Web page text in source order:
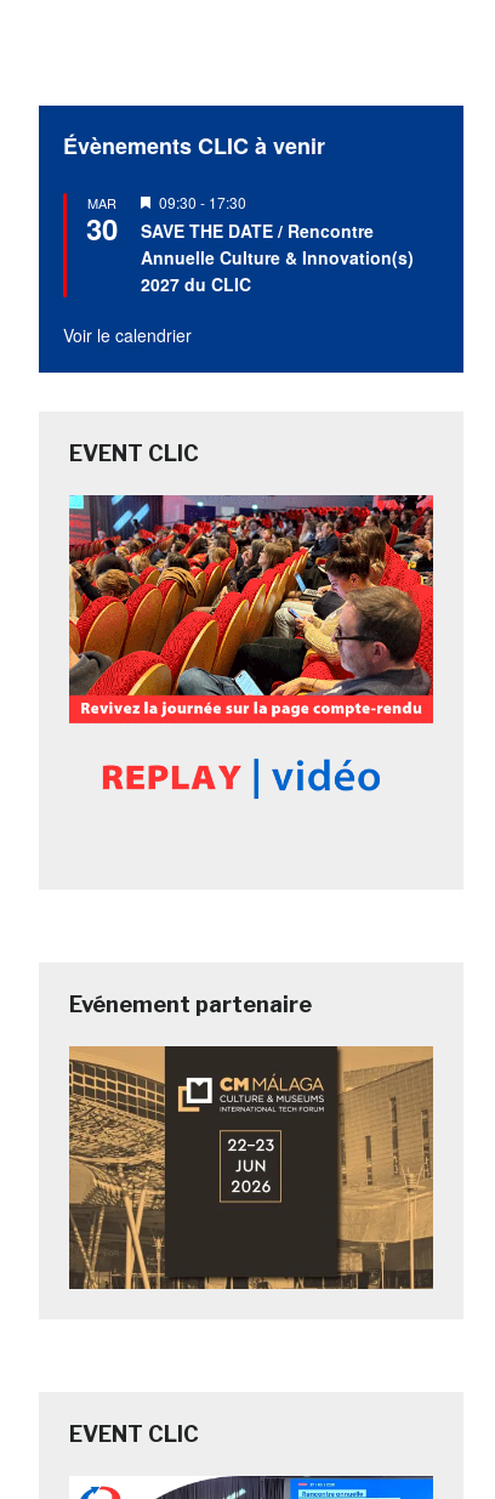
Évènements CLIC à venir
MAR
30
Mis
en
avant
09:30 - 17:30
SAVE THE DATE / Rencontre
Annuelle Culture & Innovation(s)
2027 du CLIC
Voir le calendrier
EVENT CLIC
Evénement partenaire
EVENT CLIC